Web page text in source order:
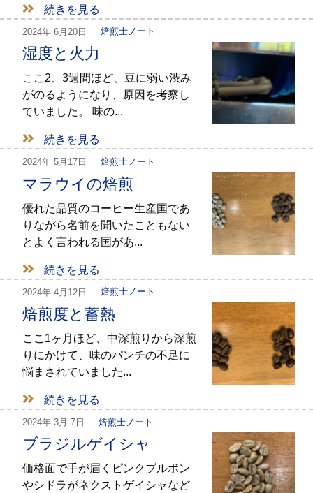
続きを見る
2024年 6月20日 焙煎士ノート
湿度と火力
ここ2、3週間ほど、豆に弱い渋み
がのるようになり、原因を考察し
ていました。 味の...
続きを見る
2024年 5月17日 焙煎士ノート
マラウイの焙煎
優れた品質のコーヒー生産国であ
りながら名前を聞いたこともない
とよく言われる国があ...
続きを見る
2024年 4月12日 焙煎士ノート
焙煎度と蓄熱
ここ1ヶ月ほど、中深煎りから深煎
りにかけて、味のパンチの不足に
悩まされていました...
続きを見る
2024年 3月 7日 焙煎士ノート
ブラジルゲイシャ
価格面で手が届くピンクブルボン
やシドラがネクストゲイシャなど